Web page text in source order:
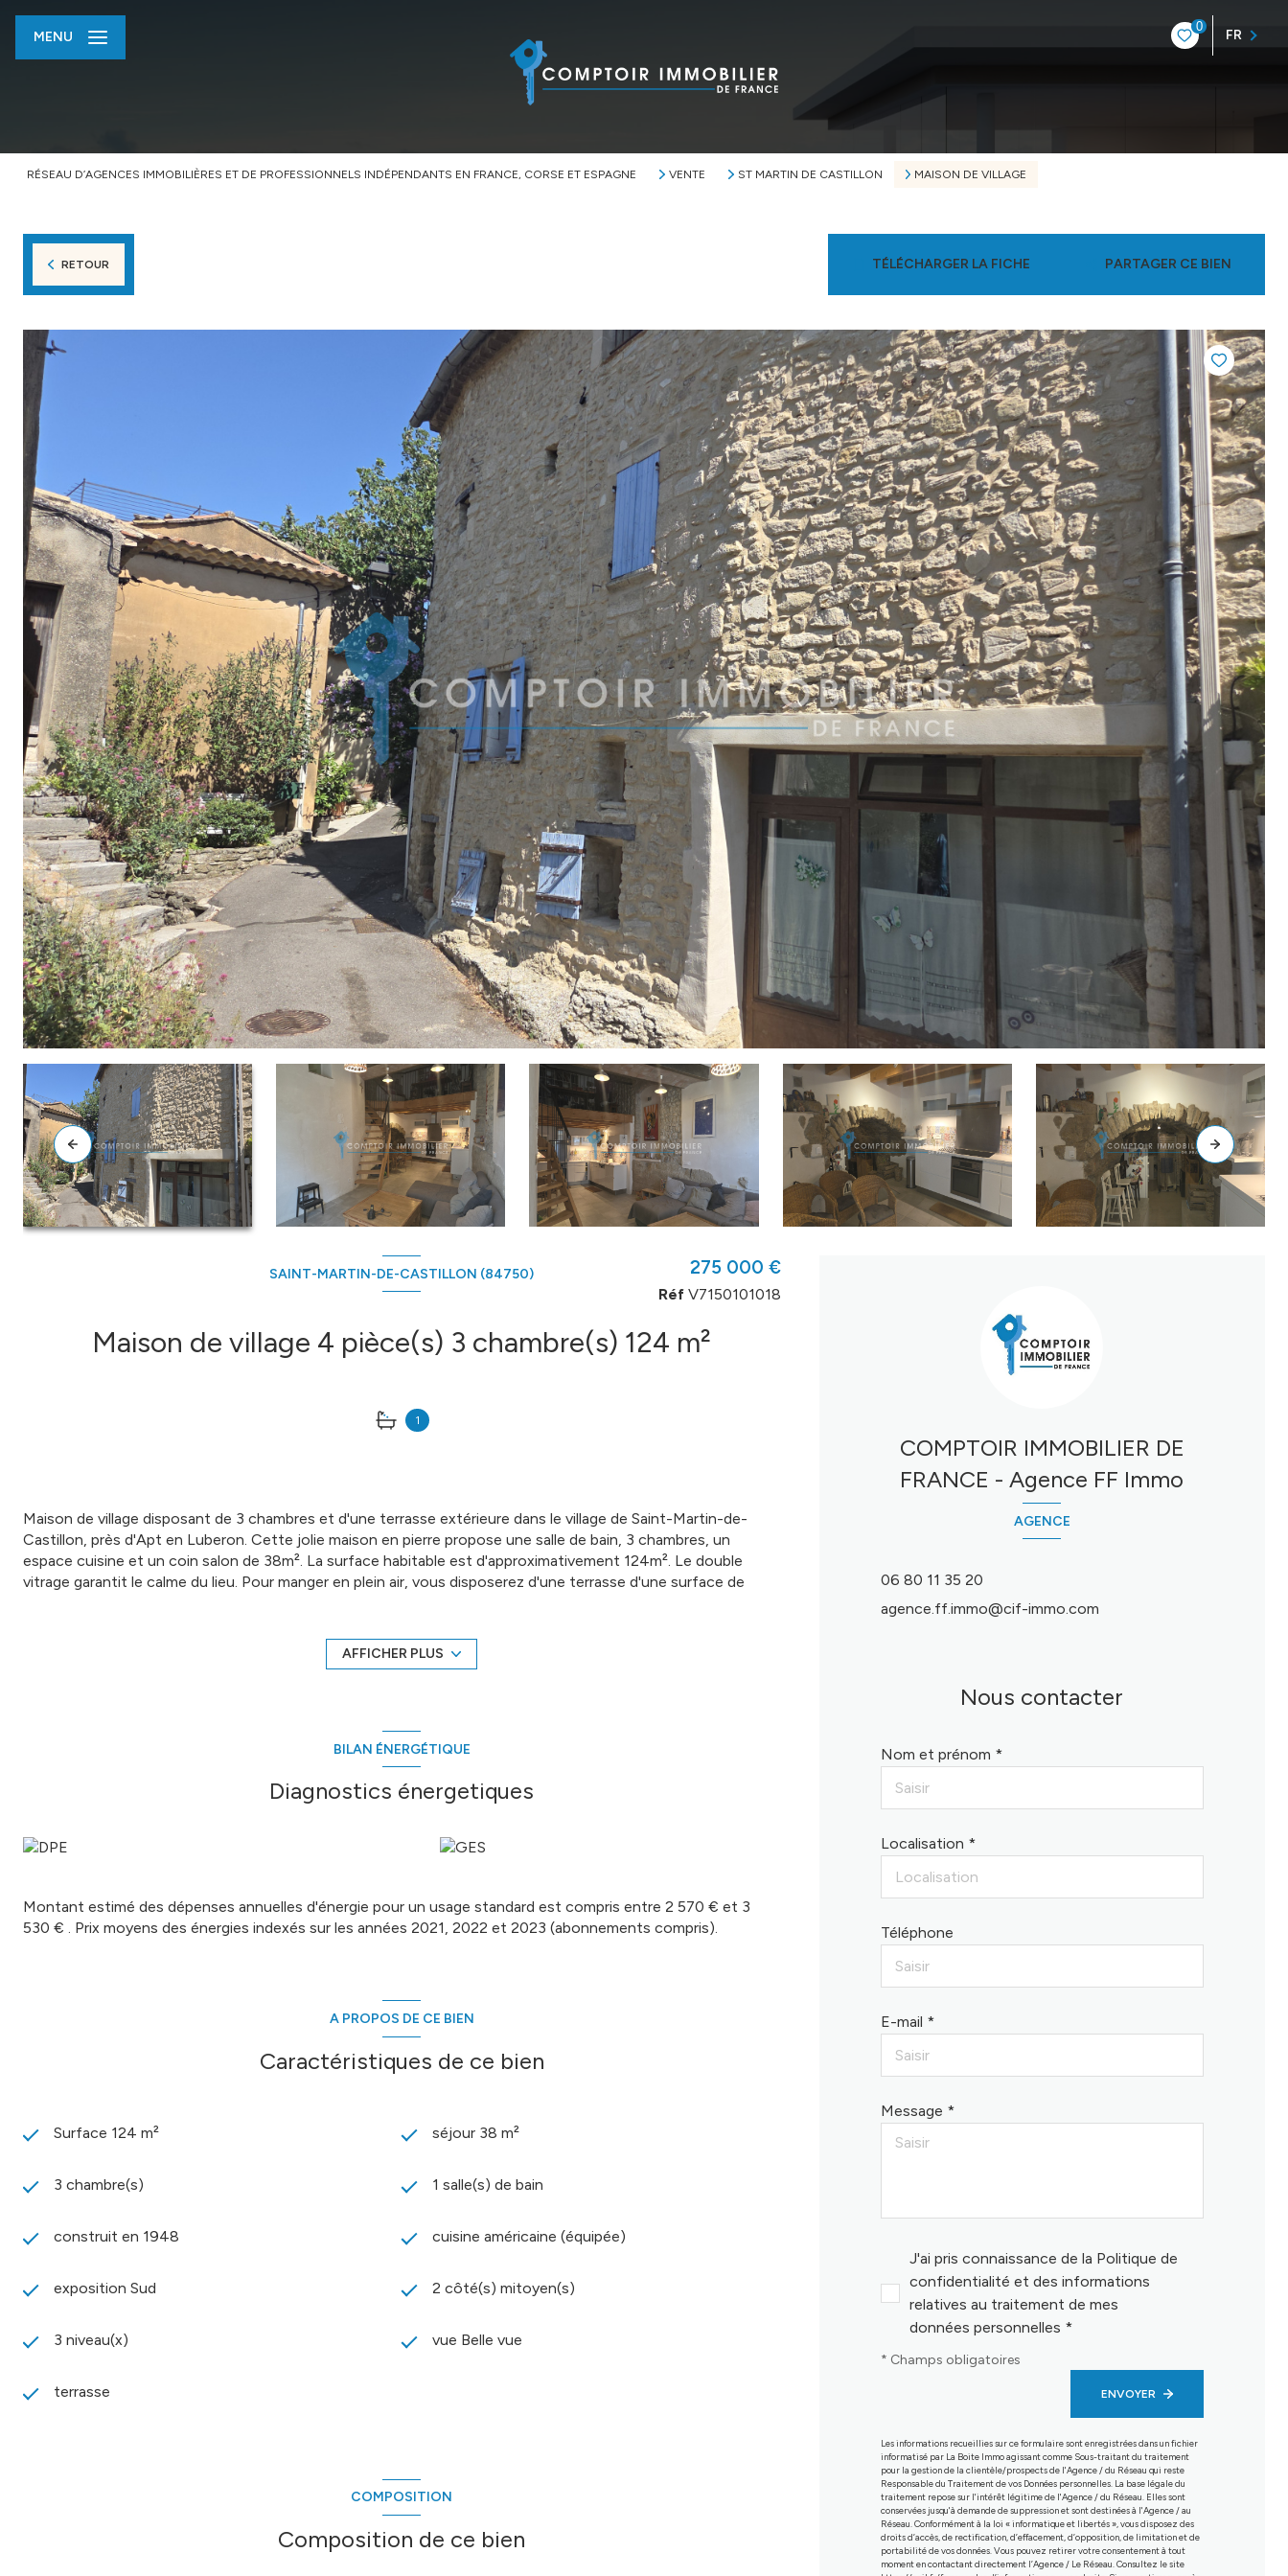
0
FR
MENU
RÉSEAU D’AGENCES IMMOBILIÈRES ET DE PROFESSIONNELS INDÉPENDANTS EN FRANCE, CORSE ET ESPAGNE VENTE ST MARTIN DE CASTILLON MAISON DE VILLAGE
RETOUR TÉLÉCHARGER LA FICHE PARTAGER CE BIEN
SAINT-MARTIN-DE-CASTILLON (84750)
Maison de village 4 pièce(s) 3 chambre(s) 124 m²
1
275 000 €
Réf V7150101018
Maison de village disposant de 3 chambres et d'une terrasse extérieure dans le village de Saint-Martin-de-
Castillon, près d'Apt en Luberon. Cette jolie maison en pierre propose une salle de bain, 3 chambres, un
espace cuisine et un coin salon de 38m². La surface habitable est d'approximativement 124m². Le double
vitrage garantit le calme du lieu. Pour manger en plein air, vous disposerez d'une terrasse d'une surface de
Les informations sur les risques auxquels ce bien est exposé sont disponibles sur le site
AFFICHER PLUS
BILAN ÉNERGÉTIQUE
Diagnostics énergetiques
Montant estimé des dépenses annuelles d'énergie pour un usage standard est compris entre 2 570 € et 3
530 € . Prix moyens des énergies indexés sur les années 2021, 2022 et 2023 (abonnements compris).
A PROPOS DE CE BIEN
Caractéristiques de ce bien
Surface 124 m² séjour 38 m²
3 chambre(s) 1 salle(s) de bain
construit en 1948 cuisine américaine (équipée)
exposition Sud 2 côté(s) mitoyen(s)
3 niveau(x) vue Belle vue
terrasse
COMPOSITION
Composition de ce bien
AGENCE
COMPTOIR IMMOBILIER DE
FRANCE - Agence FF Immo
06 80 11 35 20
agence.ff.immo@cif-immo.com
Nous contacter
Nom et prénom *
Localisation *
Téléphone
E-mail *
Message *
J'ai pris connaissance de la Politique de
confidentialité et des informations
relatives au traitement de mes
données personnelles *
* Champs obligatoires
ENVOYER
Les informations recueillies sur ce formulaire sont enregistrées dans un fichier
informatisé par La Boite Immo agissant comme Sous-traitant du traitement
pour la gestion de la clientèle/prospects de l'Agence / du Réseau qui reste
Responsable du Traitement de vos Données personnelles. La base légale du
traitement repose sur l'intérêt légitime de l'Agence / du Réseau. Elles sont
conservées jusqu'à demande de suppression et sont destinées à l'Agence / au
Réseau. Conformément à la loi « informatique et libertés », vous disposez des
droits d’accès, de rectification, d’effacement, d’opposition, de limitation et de
portabilité de vos données. Vous pouvez retirer votre consentement à tout
moment en contactant directement l’Agence / Le Réseau. Consultez le site